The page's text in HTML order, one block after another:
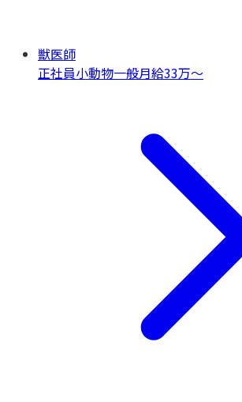
獣医師
正社員小動物一般月給33万〜